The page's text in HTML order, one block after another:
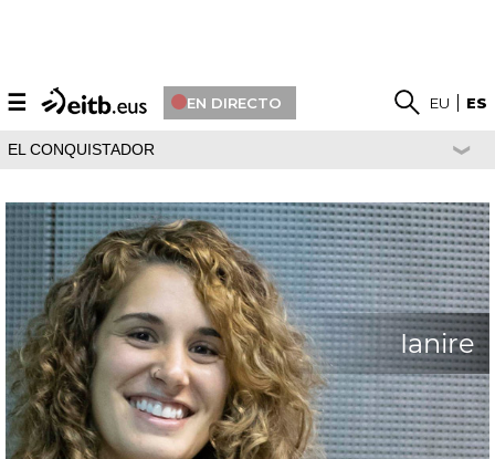
☰ EN DIRECTO EU ES
EL CONQUISTADOR
Ianire